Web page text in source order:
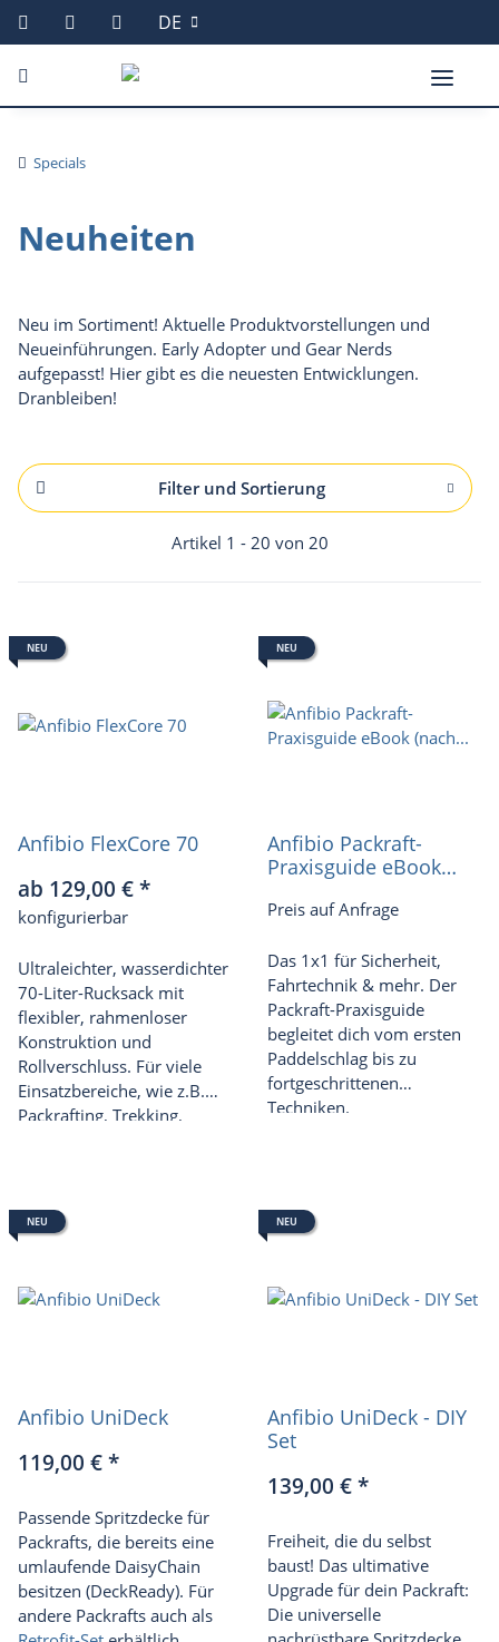
DE
Specials
Neuheiten
Neu im Sortiment! Aktuelle Produktvorstellungen und
Neueinführungen. Early Adopter und Gear Nerds
aufgepasst! Hier gibt es die neuesten Entwicklungen.
Dranbleiben!
Filter und Sortierung
Artikel 1 - 20 von 20
NEU
Anfibio FlexCore 70
ab 129,00 €*
konfigurierbar
Ultraleichter, wasserdichter
70-Liter-Rucksack mit
flexibler, rahmenloser
Konstruktion und
Rollverschluss. Für viele
Einsatzbereiche, wie z.B.
Packrafting, Trekking,
NEU
Anfibio Packraft-
Praxisguide eBook
Newsletteranmeldung)
Preis auf Anfrage
Das 1x1 für Sicherheit,
Fahrtechnik & mehr. Der
Packraft-Praxisguide
begleitet dich vom ersten
Paddelschlag bis zu
fortgeschrittenen
Techniken.
mehr Freude unterwegs
sein möchten.
NEU
Anfibio UniDeck
119,00 €*
Passende Spritzdecke für
Packrafts, die bereits eine
umlaufende DaisyChain
besitzen (DeckReady). Für
andere Packrafts auch als
NEU
Anfibio UniDeck - DIY
Set
139,00 €*
Freiheit, die du selbst
baust! Das ultimative
Upgrade für dein Packraft:
Die universelle